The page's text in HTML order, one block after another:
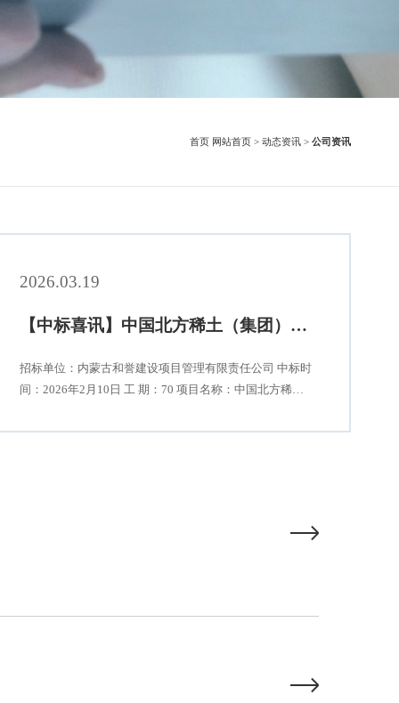
首页 网站首页 >动态资讯 >公司资讯
2026.03.19
【中标喜讯】中国北方稀土（集团）高科技股份有限公司冶炼分公司与华美公司
招标单位：内蒙古和誉建设项目管理有限责任公司 中标时
间：2026年2月10日 工 期：70 项目名称：中国北方稀土
址及附近接壤区域绿色冶炼升级改造项目二期PPH搅拌罐

